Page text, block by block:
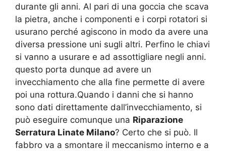
durante gli anni. Al pari di una goccia che scava
la pietra, anche i componenti e i corpi rotatori si
usurano perché agiscono in modo da avere una
diversa pressione uni sugli altri. Perfino le chiavi
si vanno a usurare e ad assottigliare negli anni.
questo porta dunque ad avere un
invecchiamento che alla fine permette di avere
poi una rottura.Quando i danni che si hanno
sono dati direttamente dall’invecchiamento, si
può eseguire comunque una Riparazione
Serratura Linate Milano? Certo che si può. Il
fabbro va a smontare il meccanismo interno e a